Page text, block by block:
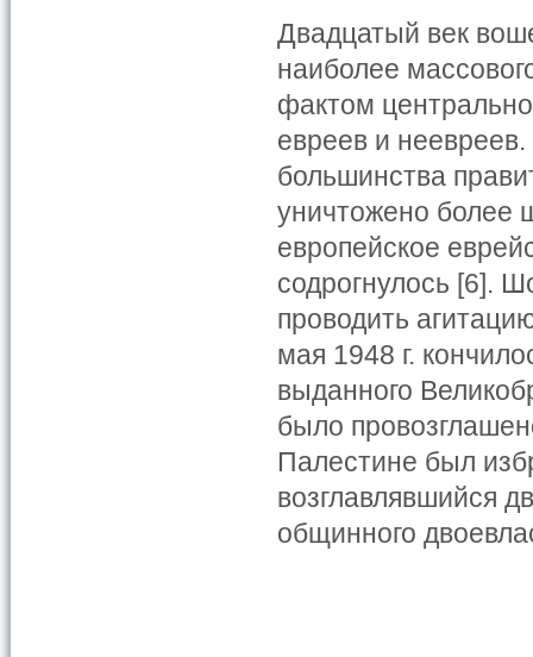
Двадцатый век
наиболее
фактом
евреев и
большинства
уничтожено более
европейское
содрогнулось [6].
проводить
мая 1948 г.
выданного
было
Палестине был
возглавлявшийся
общинного